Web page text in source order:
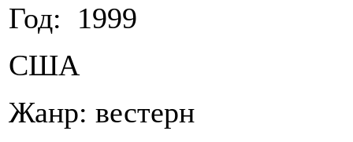
Год: 1999
США
Жанр: вестерн